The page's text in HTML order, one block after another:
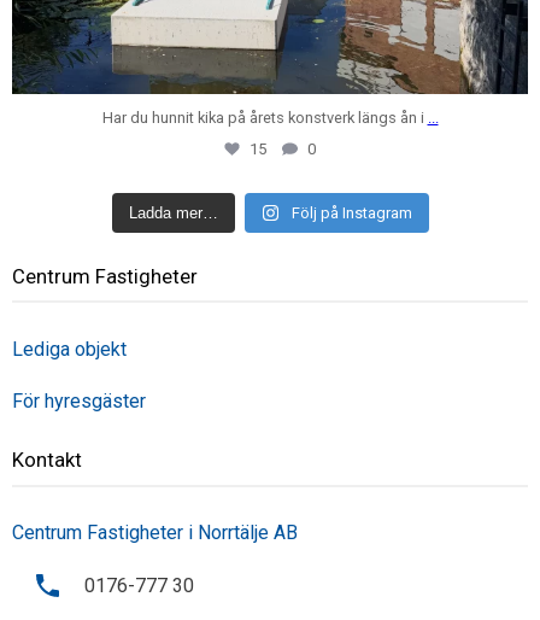
Har du hunnit kika på årets konstverk längs ån i
15
0
Ladda mer… Följ på Instagram
Centrum Fastigheter
Lediga objekt
För hyresgäster
Kontakt
Centrum Fastigheter i Norrtälje AB
0176-777 30